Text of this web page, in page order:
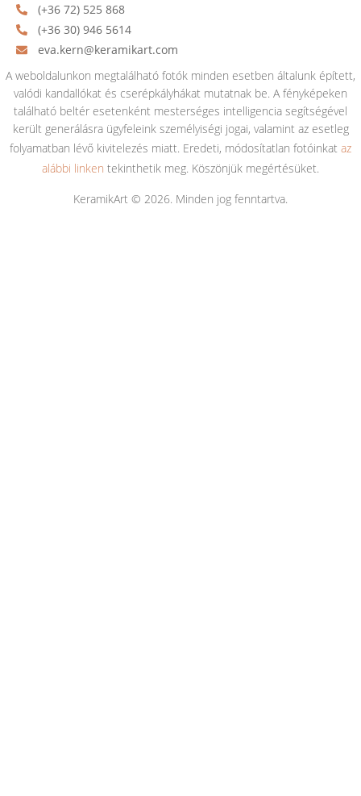
(+36 72) 525 868
(+36 30) 946 5614
eva.kern@keramikart.com
A weboldalunkon megtalálható fotók minden esetben általunk épített,
valódi kandallókat és cserépkályhákat mutatnak be. A fényképeken
található beltér esetenként mesterséges intelligencia segítségével
került generálásra ügyfeleink személyiségi jogai, valamint az esetleg
folyamatban lévő kivitelezés miatt. Eredeti, módosítatlan fotóinkat az
alábbi linken tekinthetik meg. Köszönjük megértésüket.
KeramikArt © 2026. Minden jog fenntartva.